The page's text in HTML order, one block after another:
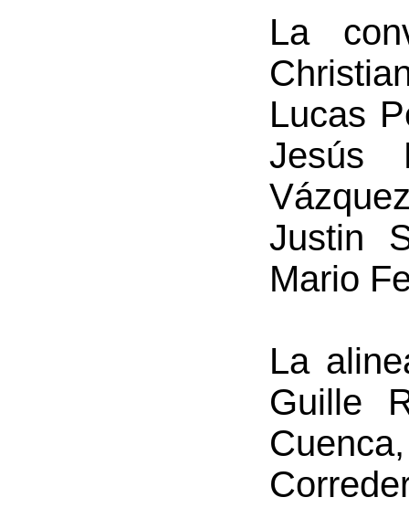
La
Lucas
Jesús
Justin
Mario
La
Guille